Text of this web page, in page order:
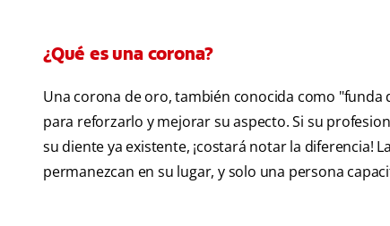
¿Qué es una corona?
Una corona de oro, también conocida como
para reforzarlo y mejorar su aspecto. Si su
su diente ya existente, ¡costará notar la diferencia!
permanezcan en su lugar, y solo una persona